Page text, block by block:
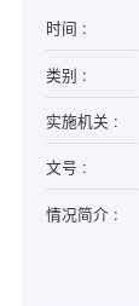
时间 :
类别 :
实施机关 :
文号 :
情况简介 :